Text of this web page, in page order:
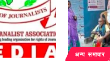
अन्य समाचार